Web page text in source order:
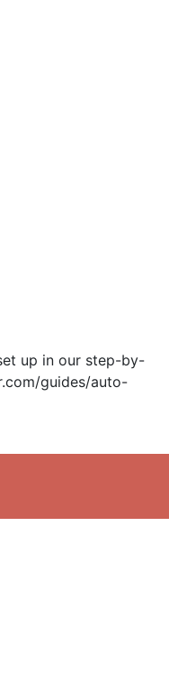
up in our step-by-
guides/auto-